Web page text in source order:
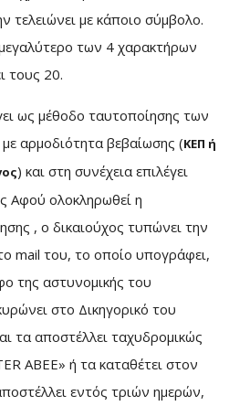
τελειώνει με κάποιο σύμβολο.
των 4 χαρακτήρων
τους 20.
ως μέθοδο ταυτοποίησης των
αρμοδιότητα βεβαίωσης (ΚΕΠ ή
) και στη συνέχεια επιλέγει
Αφού ολοκληρωθεί η
, ο δικαιούχος τυπώνει την
mail του, το οποίο υπογράφει,
της αστυνομικής του
στο Δικηγορικό του
τα αποστέλλει ταχυδρομικώς
ABEE» ή τα καταθέτει στον
εντός τριών ημερών,